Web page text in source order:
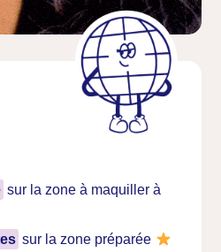
sur la zone à maquiller à
sur la zone préparée